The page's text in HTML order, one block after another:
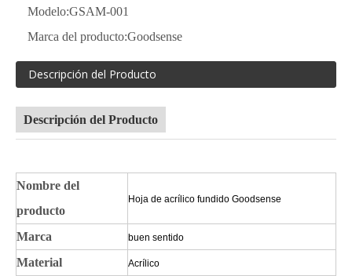
Modelo:GSAM-001
Marca del producto:Goodsense
Descripción del Producto
Descripción del Producto
Nombre del
producto
Hoja de acrílico fundido Goodsense
Marca buen sentido
Material Acrílico